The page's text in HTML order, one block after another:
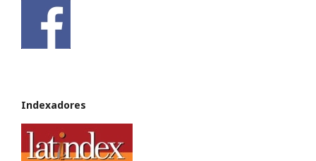
Indexadores